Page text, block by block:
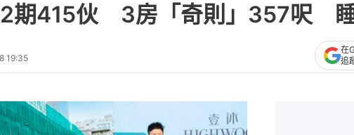
2期415伙 3房「奇則」357呎
19:35
在
追